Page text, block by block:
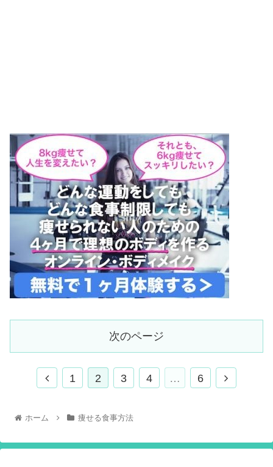
次のページ
1 2 3 4 … 6
ホーム 痩せる食事方法